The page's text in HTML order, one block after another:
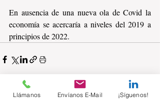
En ausencia de una nueva ola de Covid la
economía se acercaría a niveles del 2019 a
principios de 2022.
Llámanos Envíanos E-Mail ¡Síguenos!